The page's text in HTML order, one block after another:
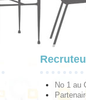
No 1 au